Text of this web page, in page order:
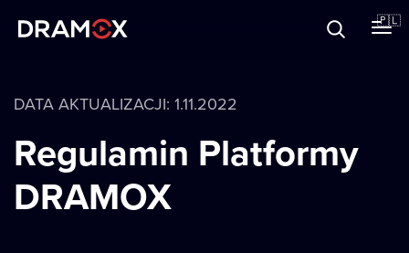
🇵🇱
Zarejestruj się
DATA AKTUALIZACJI: 1.11.2022
Regulamin Platformy
DRAMOX